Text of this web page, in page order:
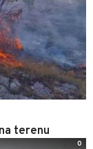
terenu
0